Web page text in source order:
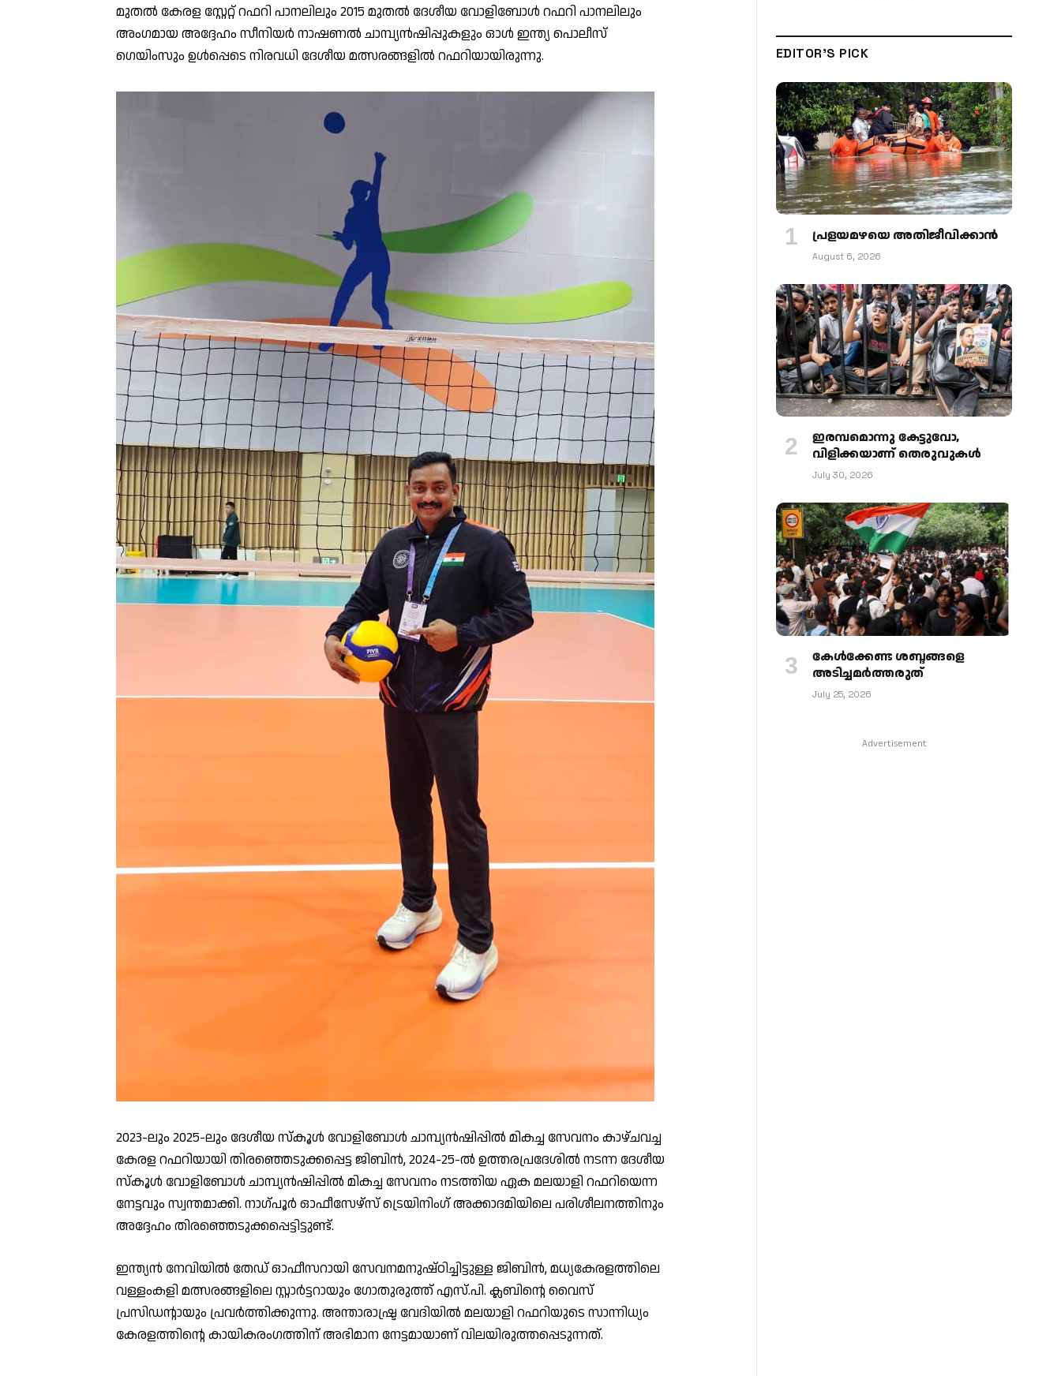
മുതൽ കേരള സ്റ്റേറ്റ് റഫറി പാനലിലും 2015 മുതൽ ദേശീയ വോളിബോൾ റഫറി പാനലിലും
അംഗമായ അദ്ദേഹം സീനിയർ നാഷണൽ ചാമ്പ്യൻഷിപ്പുകളും ഓൾ ഇന്ത്യ പൊലീസ്
ഗെയിംസും ഉൾപ്പെടെ നിരവധി ദേശീയ മത്സരങ്ങളിൽ റഫറിയായിരുന്നു.
2023-ലും 2025-ലും ദേശീയ സ്കൂൾ വോളിബോൾ ചാമ്പ്യൻഷിപ്പിൽ മികച്ച സേവനം കാഴ്ചവച്ച
കേരള റഫറിയായി തിരഞ്ഞെടുക്കപ്പെട്ട ജിബിൻ, 2024-25-ൽ ഉത്തരപ്രദേശിൽ നടന്ന ദേശീയ
സ്കൂൾ വോളിബോൾ ചാമ്പ്യൻഷിപ്പിൽ മികച്ച സേവനം നടത്തിയ ഏക മലയാളി റഫറിയെന്ന
നേട്ടവും സ്വന്തമാക്കി. നാഗ്പൂർ ഓഫീസേഴ്‌സ് ട്രെയിനിംഗ് അക്കാദമിയിലെ പരിശീലനത്തിനും
അദ്ദേഹം തിരഞ്ഞെടുക്കപ്പെട്ടിട്ടുണ്ട്.
ഇന്ത്യൻ നേവിയിൽ തേഡ് ഓഫീസറായി സേവനമനുഷ്ഠിച്ചിട്ടുള്ള ജിബിൻ, മധ്യകേരളത്തിലെ
വള്ളംകളി മത്സരങ്ങളിലെ സ്റ്റാർട്ടറായും ഗോതുരുത്ത് എസ്.പി. ക്ലബിന്റെ വൈസ്
പ്രസിഡന്റായും പ്രവർത്തിക്കുന്നു. അന്താരാഷ്ട്ര വേദിയിൽ മലയാളി റഫറിയുടെ സാന്നിധ്യം
കേരളത്തിന്റെ കായികരംഗത്തിന് അഭിമാന നേട്ടമായാണ് വിലയിരുത്തപ്പെടുന്നത്.
EDITOR'S PICK
പ്രളയമഴയെ അതിജീവിക്കാന്‍
August 6, 2026
ഇരമ്പമൊന്നു കേട്ടുവോ,
വിളിക്കയാണ് തെരുവുകള്‍
July 30, 2026
കേള്‍ക്കേണ്ട ശബ്ദങ്ങളെ
അടിച്ചമര്‍ത്തരുത്
July 25, 2026
Advertisement